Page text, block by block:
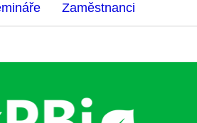
Zaměstnanci